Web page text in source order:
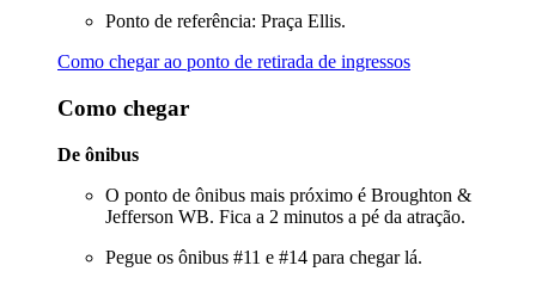
Ponto de referência: Praça Ellis.
Como chegar ao ponto de retirada de ingressos
Como chegar
De ônibus
O ponto de ônibus mais próximo é Broughton &
Jefferson WB. Fica a 2 minutos a pé da atração.
Pegue os ônibus #11 e #14 para chegar lá.